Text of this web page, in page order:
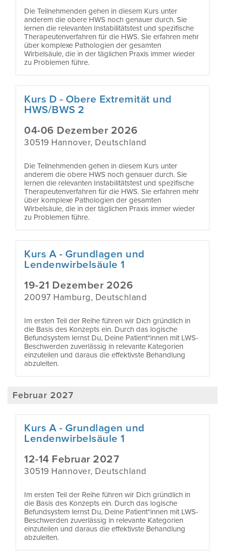
Die Teilnehmenden gehen in diesem Kurs unter
anderem die obere HWS noch genauer durch. Sie
lernen die relevanten Instabilitätstest und spezifische
Therapeutenverfahren für die HWS. Sie erfahren mehr
über komplexe Pathologien der gesamten
Wirbelsäule, die in der täglichen Praxis immer wieder
zu Problemen führe.
Kurs D - Obere Extremität und
HWS/BWS 2
04-06 Dezember 2026
30519 Hannover, Deutschland
Die Teilnehmenden gehen in diesem Kurs unter
anderem die obere HWS noch genauer durch. Sie
lernen die relevanten Instabilitätstest und spezifische
Therapeutenverfahren für die HWS. Sie erfahren mehr
über komplexe Pathologien der gesamten
Wirbelsäule, die in der täglichen Praxis immer wieder
zu Problemen führe.
Kurs A - Grundlagen und
Lendenwirbelsäule 1
19-21 Dezember 2026
20097 Hamburg, Deutschland
Im ersten Teil der Reihe führen wir Dich gründlich in
die Basis des Konzepts ein. Durch das logische
Befundsystem lernst Du, Deine Patient*innen mit LWS-
Beschwerden zuverlässig in relevante Kategorien
einzuteilen und daraus die effektivste Behandlung
abzuleiten.
Februar 2027
Kurs A - Grundlagen und
Lendenwirbelsäule 1
12-14 Februar 2027
30519 Hannover, Deutschland
Im ersten Teil der Reihe führen wir Dich gründlich in
die Basis des Konzepts ein. Durch das logische
Befundsystem lernst Du, Deine Patient*innen mit LWS-
Beschwerden zuverlässig in relevante Kategorien
einzuteilen und daraus die effektivste Behandlung
abzuleiten.